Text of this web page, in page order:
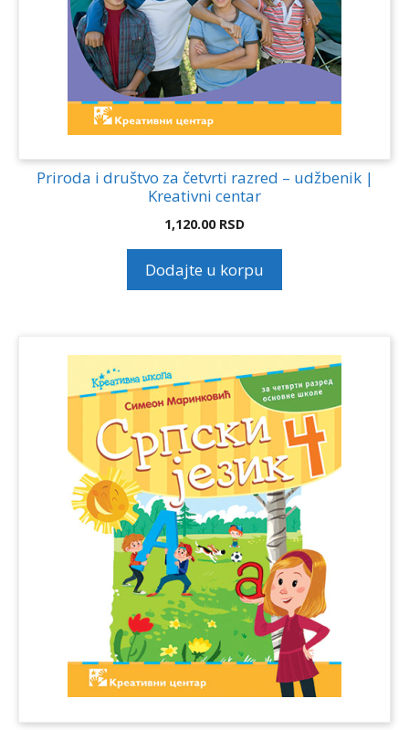
Priroda i društvo za četvrti razred – udžbenik |
Kreativni centar
1,120.00 RSD
Dodajte u korpu